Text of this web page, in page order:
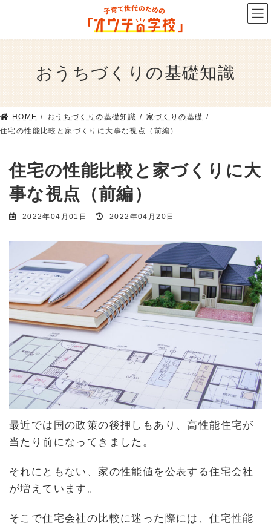
ン
ツ
へ
ス
キ
ッ
プ
ー
シ
ョ
ン
に
移
動
おうちづくりの基礎知識
HOME おうちづくりの基礎知識
家づくりの基礎
住宅の性能比較と家づくりに大事な視点（前編）
住宅の性能比較と家づくりに大
事な視点（前編）
2022年04月01日
最
更
新
日
時
:
2022年04月20日
最近では国の政策の後押しもあり、高性能住宅が
当たり前になってきました。
それにともない、家の性能値を公表する住宅会社
が増えています。
そこで住宅会社の比較に迷った際には、住宅性能